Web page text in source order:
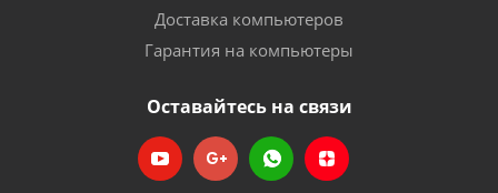
Доставка компьютеров
Гарантия на компьютеры
Оставайтесь на связи